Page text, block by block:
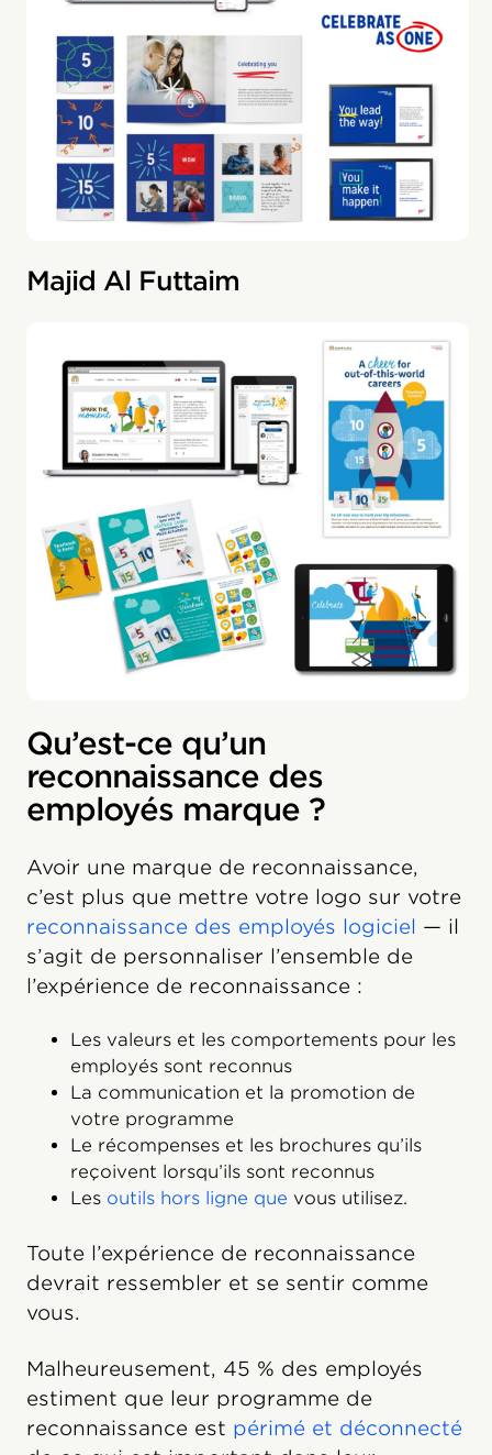
Majid Al Futtaim
Qu’est-ce qu’un
reconnaissance des
employés marque ?
Avoir une marque de reconnaissance,
c’est plus que mettre votre logo sur votre
reconnaissance des employés logiciel — il
s’agit de personnaliser l’ensemble de
l’expérience de reconnaissance :
Les valeurs et les comportements pour les
employés sont reconnus
La communication et la promotion de
votre programme
Le récompenses et les brochures qu’ils
reçoivent lorsqu’ils sont reconnus
Les outils hors ligne que vous utilisez.
Toute l’expérience de reconnaissance
devrait ressembler et se sentir comme
vous.
Malheureusement, 45 % des employés
estiment que leur programme de
reconnaissance est périmé et déconnecté